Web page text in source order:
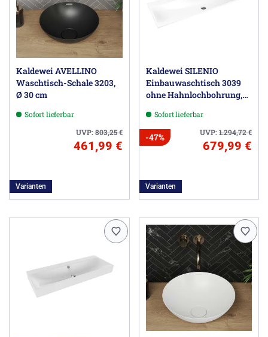
Kaldewei AVELLINO
Waschtisch-Schale 3203,
Ø 30 cm
Sofort lieferbar
UVP:803,25€
461,99 €
Varianten
Kaldewei SILENIO
Einbauwaschtisch 3039
ohne Hahnlochbohrung,
Sofort lieferbar
UVP:1.294,72€
-47%
679,99 €
Varianten